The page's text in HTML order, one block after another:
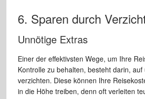
6. Sparen durch
Unnötige Extras
Einer der effektivsten Wege, um Ihre
Kontrolle zu behalten, besteht darin,
verzichten. Diese können Ihre
in die Höhe treiben, denn oft verleiten